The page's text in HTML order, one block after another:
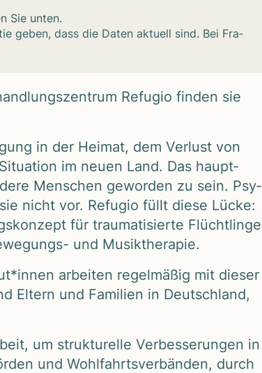
Sie unten.
geben, dass die Daten aktu­ell sind. Bei Fra­
Refu­gio fin­den sie
in der Hei­mat, dem Ver­lust von
im neuen Land. Das haupt­
Men­schen gewor­den zu sein. Psy­
nicht vor. Refu­gio füllt diese Lücke:
für trau­ma­ti­sierte Flücht­linge
und Musik­the­ra­pie.
arbei­ten regel­mä­ßig mit die­ser
Eltern und Fami­lien in Deutsch­land,
um struk­tu­relle Ver­bes­se­run­gen in
und Wohl­fahrts­ver­bän­den, durch